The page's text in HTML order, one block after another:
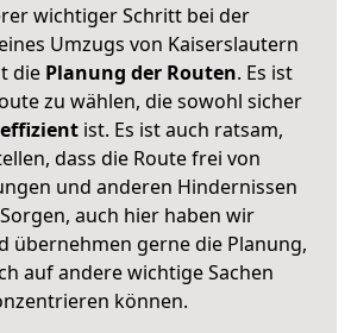
wichtiger Schritt bei der
Umzugs von Kaiserslautern
die Planung der Routen. Es ist
zu wählen, die sowohl sicher
ist. Es ist auch ratsam,
dass die Route frei von
und anderen Hindernissen
auch hier haben wir
übernehmen gerne die Planung,
auf andere wichtige Sachen
können.